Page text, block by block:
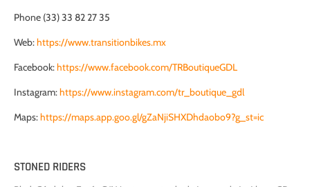
Phone (33) 33 82 27 35
Web: https://www.transitionbikes.mx
Facebook: https://www.facebook.com/TRBoutiqueGDL
Instagram: https://www.instagram.com/tr_boutique_gdl
Maps: https://maps.app.goo.gl/gZaNjiSHXDhdaobo9?g_st=ic
STONED RIDERS